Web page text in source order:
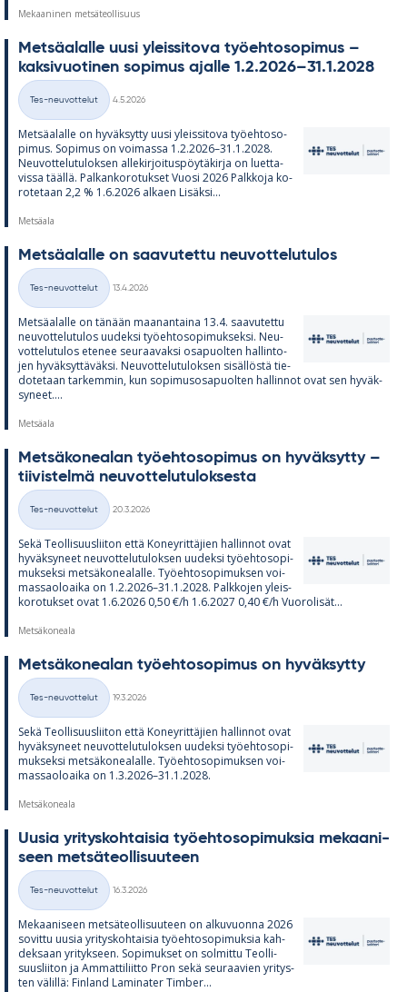
Mekaaninen metsäteollisuus
Met­sä­alalle uusi yleis­si­tova työ­eh­to­so­pi­mus –
kak­si­vuo­ti­nen so­pi­mus ajalle 1.2.2026–31.1.2028
Kategoriat
Tes-neuvottelut
4.5.2026
Met­sä­alalle on hy­väk­sytty uusi yleis­si­tova työ­eh­to­so­
pi­mus. So­pi­mus on voi­massa 1.2.2026–31.1.2028.
Neu­vot­te­lu­tu­lok­sen al­le­kir­joi­tus­pöy­tä­kirja on luet­ta­
vissa täällä. Pal­kan­ko­ro­tuk­set Vuosi 2026 Palk­koja ko­
ro­te­taan 2,2 % 1.6.2026 al­kaen Li­säksi...
Metsäala
Met­sä­alalle on saa­vu­tettu neu­vot­te­lu­tu­los
Kategoriat
Tes-neuvottelut
13.4.2026
Met­sä­alalle on tä­nään maa­nan­taina 13.4. saa­vu­tettu
neu­vot­te­lu­tu­los uu­deksi työ­eh­to­so­pi­muk­seksi. Neu­
vot­te­lu­tu­los ete­nee seu­raa­vaksi os­a­puol­ten hal­lin­to­
jen hy­väk­syt­tä­väksi. Neu­vot­te­lu­tu­lok­sen si­säl­löstä tie­
do­te­taan tar­kem­min, kun so­pi­mus­os­a­puol­ten hal­lin­not ovat sen hy­väk­
sy­neet....
Metsäala
Met­sä­ko­nea­lan työ­eh­to­so­pi­mus on hy­väk­sytty –
tii­vis­telmä neu­vot­te­lu­tu­lok­sesta
Kategoriat
Tes-neuvottelut
20.3.2026
Sekä Teol­li­suus­lii­ton että Ko­ney­rit­tä­jien hal­lin­not ovat
hy­väk­sy­neet neu­vot­te­lu­tu­lok­sen uu­deksi työ­eh­to­so­pi­
muk­seksi met­sä­ko­nea­lalle. Työ­eh­to­so­pi­muk­sen voi­
mas­sao­loaika on 1.2.2026–31.1.2028. Palk­ko­jen yleis­
ko­ro­tuk­set ovat 1.6.2026 0,50 €/h 1.6.2027 0,40 €/h Vuo­ro­li­sät...
Metsäkoneala
Met­sä­ko­nea­lan työ­eh­to­so­pi­mus on hy­väk­sytty
Kategoriat
Tes-neuvottelut
19.3.2026
Sekä Teol­li­suus­lii­ton että Ko­ney­rit­tä­jien hal­lin­not ovat
hy­väk­sy­neet neu­vot­te­lu­tu­lok­sen uu­deksi työ­eh­to­so­pi­
muk­seksi met­sä­ko­nea­lalle. Työ­eh­to­so­pi­muk­sen voi­
mas­sao­loaika on 1.3.2026–31.1.2028.
Metsäkoneala
Uusia yri­tys­koh­tai­sia työ­eh­to­so­pi­muk­sia me­kaa­ni­
seen met­sä­teol­li­suu­teen
Kategoriat
Tes-neuvottelut
16.3.2026
Me­kaa­ni­seen met­sä­teol­li­suu­teen on al­ku­vuonna 2026
so­vittu uusia yri­tys­koh­tai­sia työ­eh­to­so­pi­muk­sia kah­
dek­saan yri­tyk­seen. So­pi­muk­set on sol­mittu Teol­li­
suus­lii­ton ja Am­mat­ti­liitto Pron sekä seu­raa­vien yri­tys­
ten vä­lillä: Fin­land La­mi­na­ter Tim­ber...